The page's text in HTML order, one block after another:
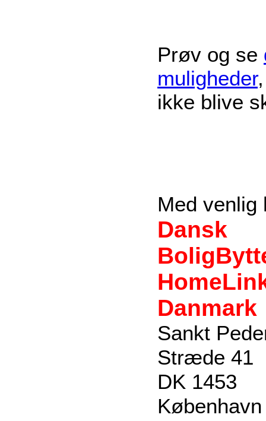
Prøv og se
muligheder
ikke blive
Med venlig
Dansk
Danmark
Sankt
Stræde 41
DK 1453